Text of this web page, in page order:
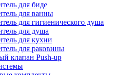
для биде
для ванны
для гигиенического душа
для душа
для кухни
для раковины
клапан Push-up